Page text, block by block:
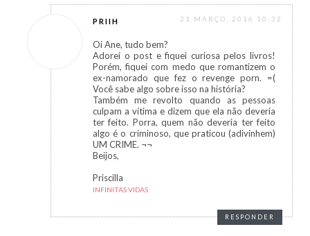
PRIIH 21 MARÇO, 2016 10:32
Oi Ane, tudo bem?
Adorei o post e fiquei curiosa pelos livros!
Porém, fiquei com medo que romantizem o
ex-namorado que fez o revenge porn. =(
Você sabe algo sobre isso na história?
Também me revolto quando as pessoas
culpam a vítima e dizem que ela não deveria
ter feito. Porra, quem não deveria ter feito
algo é o criminoso, que praticou (adivinhem)
UM CRIME. ¬¬
Beijos,
Priscilla
INFINITAS VIDAS
RESPONDER